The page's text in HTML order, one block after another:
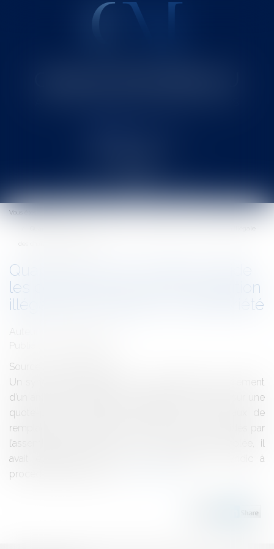
Ouvrir
le
menu
Vous êtes ici :
Quand la cour de cassation valide
les conséquences d’une répartition
illégale des charges de copropriété
Auteur : MASSON Marien
Publié le :
Source :
Un syndicat avait assigné un copropriétaire en paiement
d’un arriéré de charges de copropriété qui portait sur une
quote-part de dépenses afférentes à des travaux de
remplacement du garde-corps des balcons, décidés par
l’assemblée générale.Au cours de ladite assemblée, il
avait également été convenu d’autoriser le syndic à
procéder aux appels de...